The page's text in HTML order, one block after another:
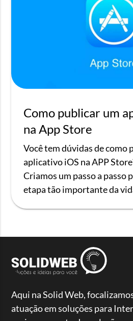
Como publicar um
na App Store
Você tem dúvidas de como
aplicativo iOS na APP
Criamos um passo a passo
etapa tão importante da
Aqui na Solid Web,
atuação em soluções para